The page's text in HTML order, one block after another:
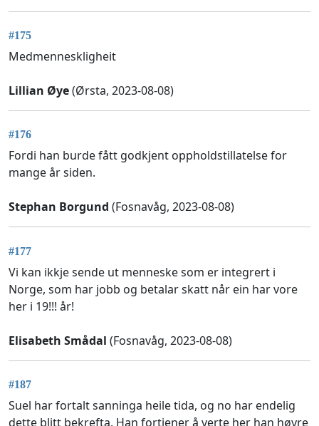
#175
Medmenneskligheit
Lillian Øye(Ørsta, 2023-08-08)
#176
Fordi han burde fått godkjent oppholdstillatelse for
mange år siden.
Stephan Borgund (Fosnavåg, 2023-08-08)
#177
Vi kan ikkje sende ut menneske som er integrert i
Norge, som har jobb og betalar skatt når ein har vore
her i 19!!! år!
Elisabeth Smådal (Fosnavåg, 2023-08-08)
#187
Suel har fortalt sanninga heile tida, og no har endelig
dette blitt bekrefta. Han fortjener å verte her han høyre